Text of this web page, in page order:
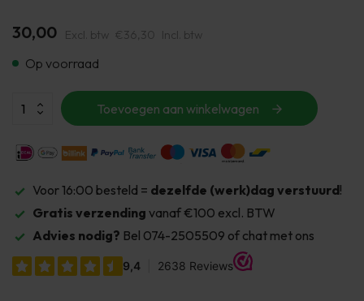
30,00 Excl. btw €36,30 Incl. btw
Op voorraad
Toevoegen aan winkelwagen
Voor 16:00 besteld = dezelfde (werk)dag verstuurd!
Gratis verzending vanaf €100 excl. BTW
Advies nodig? Bel 074-2505509 of chat met ons